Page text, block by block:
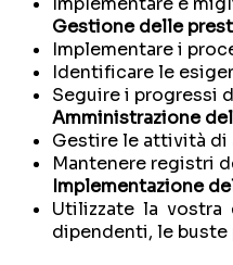
Gestione delle
Implementare i
Identificare le
Seguire i progressi
Amministrazione
Gestire le attività di
Mantenere registri
Implementazione
Utilizzate la vostra
dipendenti, le buste